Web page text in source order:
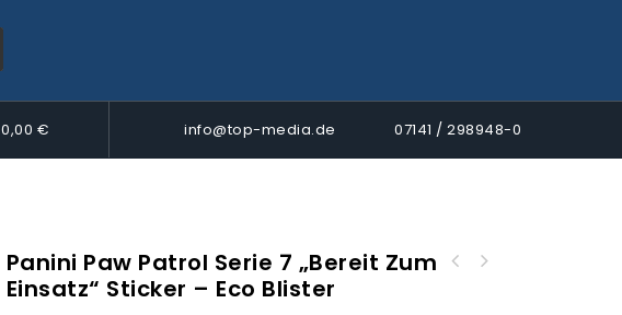
0,00 € info@top-media.de 07141 / 298948-0
Panini Paw Patrol Serie 7 „Bereit Zum
Einsatz“ Sticker – Eco Blister